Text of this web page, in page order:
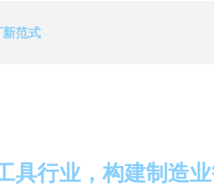
范式
具行业，构建制造